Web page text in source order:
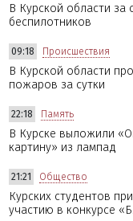
В Курской области за
беспилотников
09:18 Происшествия
В Курской области
пожаров за сутки
22:18 Память
В Курске выложили
картину» из лампад
21:21 Общество
Курских студентов
участию в конкурсе